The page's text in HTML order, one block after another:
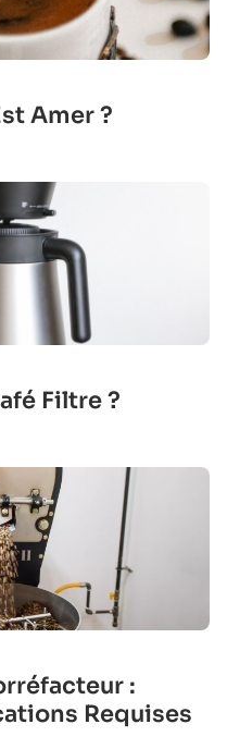
Amer ?
Filtre ?
:
Requises